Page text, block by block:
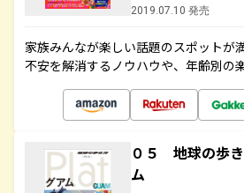
2019.07.10 発売
家族みんなが楽しい話題のスポットが
不安を解消するノウハウや、年齢別の
０５ 地球の歩
ム